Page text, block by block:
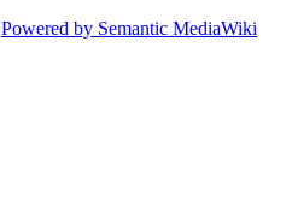
Powered by Semantic MediaWiki